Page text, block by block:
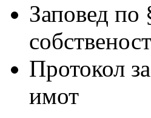
Заповед по
Протокол
имот